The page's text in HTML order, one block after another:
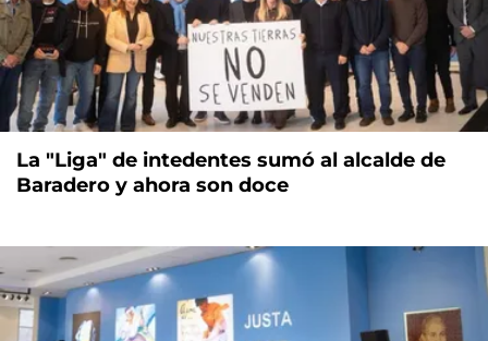
La "Liga" de intedentes sumó al alcalde de
Baradero y ahora son doce